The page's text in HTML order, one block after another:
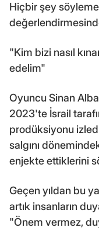
Hiçbir şey
"Kim bizi nasıl
edelim"
Oyuncu Sinan
2023'te İsrail
prodüksiyonu
salgını
enjekte ettiklerini
Geçen yıldan bu
artık insanların
"Önem vermez,